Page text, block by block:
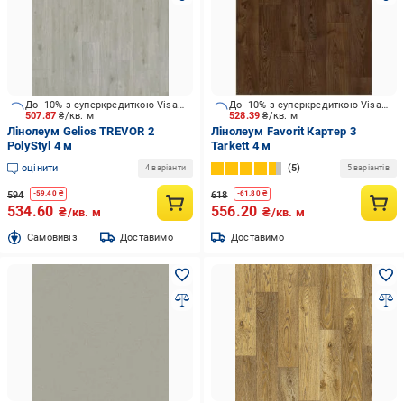
507.87₴/кв. м
До -10% з суперкредиткою Visa Вигода
Лінолеум Gelios TREVOR 2
PolyStyl 4 м
оцінити 4 варіанти
594 -59.40₴
534.60 ₴/кв. м
Cамовивіз Доставимо
528.39₴/кв. м
До -10% з суперкредиткою Visa Вигода
Лінолеум Favorit Картер 3
Tarkett 4 м
5 5 варіантів
618 -61.80₴
556.20 ₴/кв. м
Доставимо